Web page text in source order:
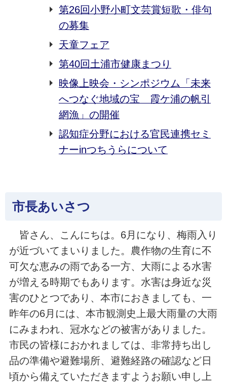
第26回小野小町文芸賞短歌・俳句
の募集
天童フェア
第40回土浦市健康まつり
映像上映会・シンポジウム「未来
へつなぐ地域の宝 霞ケ浦の帆引
網漁」の開催
認知症分野における官民連携セミ
ナーinつちうらについて
市長あいさつ
皆さん、こんにちは。6月になり、梅雨入り
が近づいてまいりました。農作物の生育に不
可欠な恵みの雨である一方、大雨による水害
が増える時期でもあります。水害は身近な災
害のひとつであり、本市におきましても、一
昨年の6月には、本市観測史上最大雨量の大雨
にみまわれ、冠水などの被害がありました。
市民の皆様におかれましては、非常持ち出し
品の準備や避難場所、避難経路の確認など日
頃から備えていただきますようお願い申し上